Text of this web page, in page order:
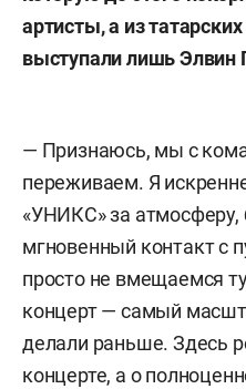
артисты, а из
выступали лишь Элвин
— Признаюсь, мы с
переживаем. Я
«УНИКС» за атмосферу,
мгновенный контакт с
просто не вмещаемся
концерт — самый
делали раньше. Здесь
концерте, а о